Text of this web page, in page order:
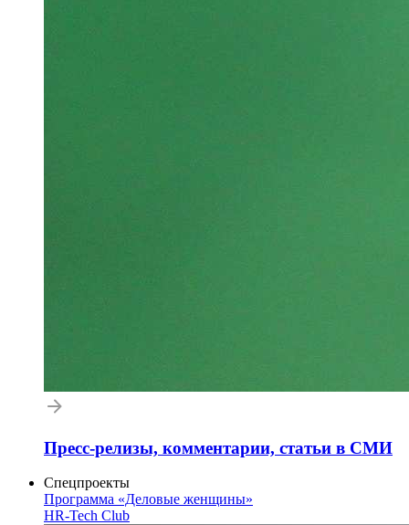
Пресс-релизы, комментарии, статьи в СМИ
Спецпроекты
Программа «Деловые женщины»
HR-Tech Club